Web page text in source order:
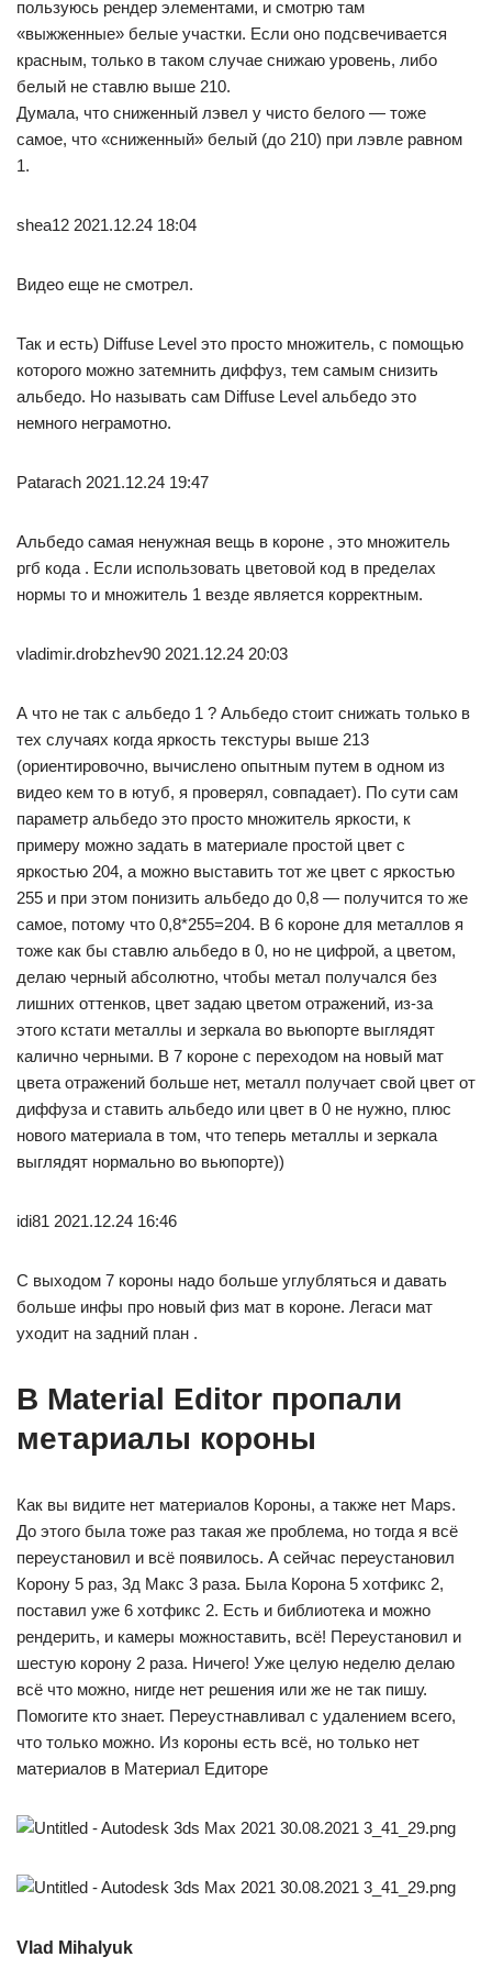
пользуюсь рендер элементами, и смотрю там
«выжженные» белые участки. Если оно подсвечивается
красным, только в таком случае снижаю уровень, либо
белый не ставлю выше 210.
Думала, что сниженный лэвел у чисто белого — тоже
самое, что «сниженный» белый (до 210) при лэвле равном
1.
shea12 2021.12.24 18:04
Видео еще не смотрел.
Так и есть) Diffuse Level это просто множитель, с помощью
которого можно затемнить диффуз, тем самым снизить
альбедо. Но называть сам Diffuse Level альбедо это
немного неграмотно.
Patarach 2021.12.24 19:47
Альбедо самая ненужная вещь в короне , это множитель
ргб кода . Если использовать цветовой код в пределах
нормы то и множитель 1 везде является корректным.
vladimir.drobzhev90 2021.12.24 20:03
А что не так с альбедо 1 ? Альбедо стоит снижать только в
тех случаях когда яркость текстуры выше 213
(ориентировочно, вычислено опытным путем в одном из
видео кем то в ютуб, я проверял, совпадает). По сути сам
параметр альбедо это просто множитель яркости, к
примеру можно задать в материале простой цвет с
яркостью 204, а можно выставить тот же цвет с яркостью
255 и при этом понизить альбедо до 0,8 — получится то же
самое, потому что 0,8*255=204. В 6 короне для металлов я
тоже как бы ставлю альбедо в 0, но не цифрой, а цветом,
делаю черный абсолютно, чтобы метал получался без
лишних оттенков, цвет задаю цветом отражений, из-за
этого кстати металлы и зеркала во вьюпорте выглядят
калично черными. В 7 короне с переходом на новый мат
цвета отражений больше нет, металл получает свой цвет от
диффуза и ставить альбедо или цвет в 0 не нужно, плюс
нового материала в том, что теперь металлы и зеркала
выглядят нормально во вьюпорте))
idi81 2021.12.24 16:46
С выходом 7 короны надо больше углубляться и давать
больше инфы про новый физ мат в короне. Легаси мат
уходит на задний план .
В Material Editor пропали
метариалы короны
Как вы видите нет материалов Короны, а также нет Maps.
До этого была тоже раз такая же проблема, но тогда я всё
переустановил и всё появилось. А сейчас переустановил
Корону 5 раз, 3д Макс 3 раза. Была Корона 5 хотфикс 2,
поставил уже 6 хотфикс 2. Есть и библиотека и можно
рендерить, и камеры можноставить, всё! Переустановил и
шестую корону 2 раза. Ничего! Уже целую неделю делаю
всё что можно, нигде нет решения или же не так пишу.
Помогите кто знает. Переустнавливал с удалением всего,
что только можно. Из короны есть всё, но только нет
материалов в Материал Едиторе
Vlad Mihalyuk